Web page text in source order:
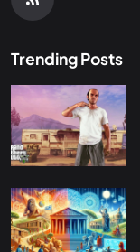
Trending Posts